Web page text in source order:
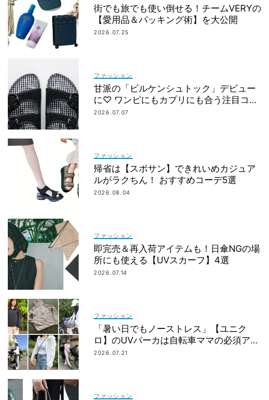
街でも旅でも使い倒せる！チームVERYの
【愛用品＆パッキング術】を大公開
2026.07.25
ファッション
甘派の「ビルケンシュトック」デビュー
に♡ ワンピにもカプリにも合う注目コラ
ボ
2026.07.07
ファッション
帰省は【スポサン】できれいめカジュア
ルがラクちん！ おすすめコーデ5選
2026.08.04
ファッション
即完売＆再入荷アイテムも！日傘NGの場
所にも使える【UVスカーフ】4選
2026.07.14
ファッション
「暑い日でもノーストレス」【ユニク
ロ】のUVパーカは自転車ママの必須アイ
テム！
2026.07.21
ファッション